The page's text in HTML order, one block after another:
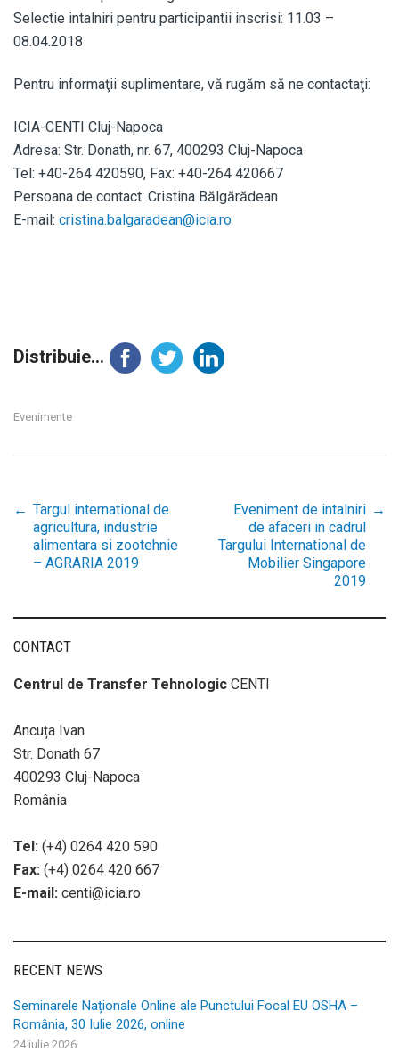
Selectie intalniri pentru participantii inscrisi: 11.03 –
08.04.2018
Pentru informaţii suplimentare, vă rugăm să ne contactaţi:
ICIA-CENTI Cluj-Napoca
Adresa: Str. Donath, nr. 67, 400293 Cluj-Napoca
Tel: +40-264 420590, Fax: +40-264 420667
Persoana de contact: Cristina Bălgărădean
E-mail: cristina.balgaradean@icia.ro
Distribuie...
Evenimente
Post
← Targul international de
agricultura, industrie
alimentara si zootehnie
– AGRARIA 2019
Eveniment de intalniri
de afaceri in cadrul
Targului International de
Mobilier Singapore
2019
→
CONTACT
Centrul de Transfer Tehnologic CENTI
Ancuța Ivan
Str. Donath 67
400293 Cluj-Napoca
România
Tel: (+4) 0264 420 590
Fax: (+4) 0264 420 667
E-mail: centi@icia.ro
RECENT NEWS
Seminarele Naționale Online ale Punctului Focal EU OSHA –
România, 30 Iulie 2026, online
24 iulie 2026